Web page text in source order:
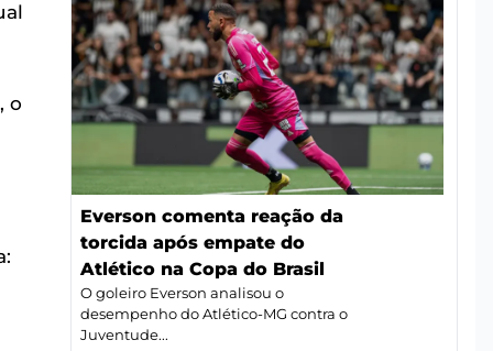
o
Everson comenta reação da
torcida após empate do
Atlético na Copa do Brasil
O goleiro Everson analisou o
desempenho do Atlético-MG contra o
Juventude...